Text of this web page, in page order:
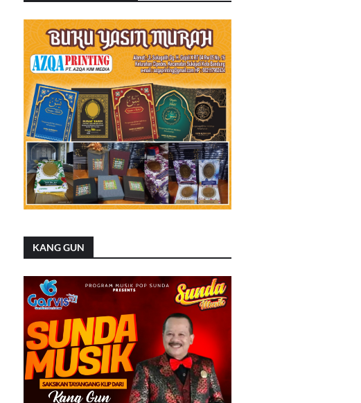
KANG GUN